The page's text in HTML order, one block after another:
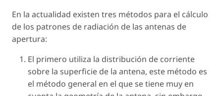
En la actualidad existen tres métodos para el cálculo
de los patrones de radiación de las antenas de
apertura:
El primero utiliza la distribución de corriente
sobre la superficie de la antena, este método es
el método general en el que se tiene muy en